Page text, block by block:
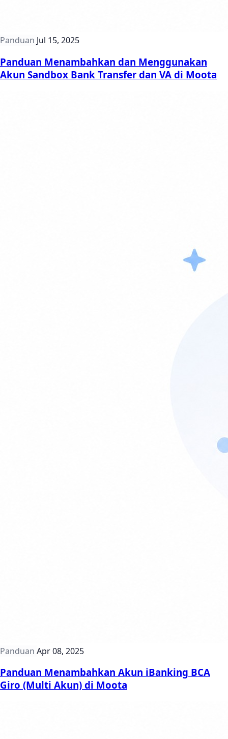
Panduan Jul 15, 2025
Panduan Menambahkan dan Menggunakan
Akun Sandbox Bank Transfer dan VA di Moota
Panduan Apr 08, 2025
Panduan Menambahkan Akun iBanking BCA
Giro (Multi Akun) di Moota